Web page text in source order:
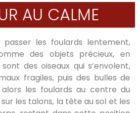
AU CALME
les foulards lentement,
des objets précieux, en
des oiseaux qui s’envolent,
fragiles, puis des bulles de
les foulards au centre du
les talons, la tête au sol et les